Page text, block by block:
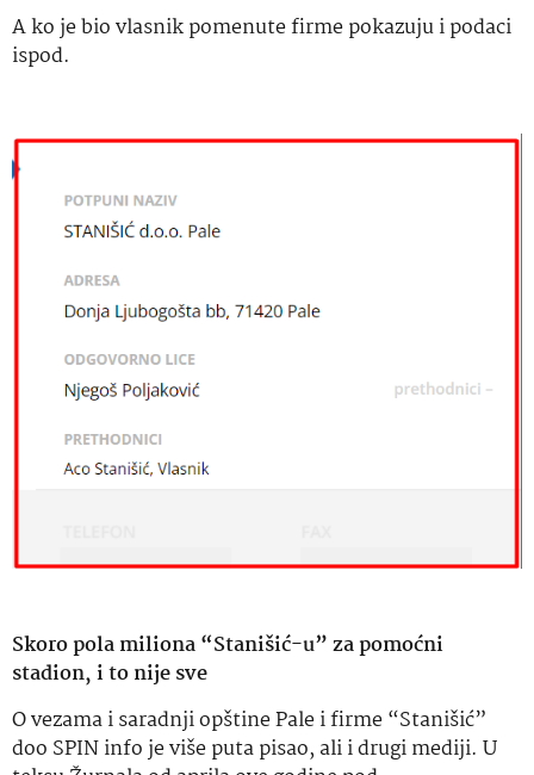
A ko je bio vlasnik pomenute firme pokazuju i podaci
ispod.
Skoro pola miliona “Stanišić-u” za pomoćni
stadion, i to nije sve
O vezama i saradnji opštine Pale i firme “Stanišić”
doo SPIN info je više puta pisao, ali i drugi mediji. U